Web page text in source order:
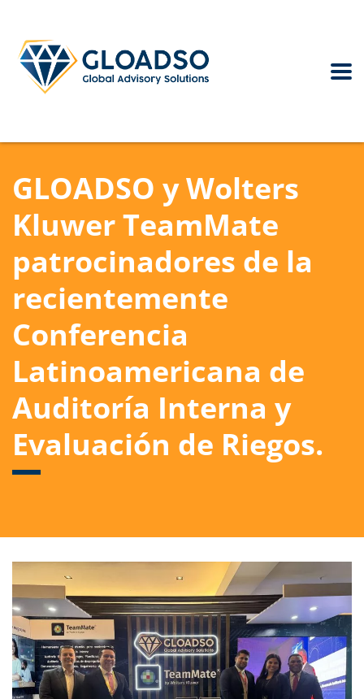
GLOADSO y Wolters
Kluwer TeamMate
patrocinadores de la
recientemente
Conferencia
Latinoamericana de
Auditoría Interna y
Evaluación de Riegos.